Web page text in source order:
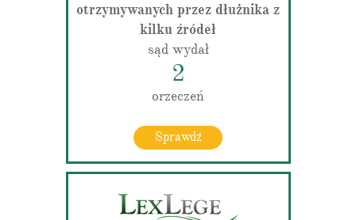
otrzymywanych przez dłużnika z
kilku źródeł
sąd wydał
2
orzeczeń
Sprawdź